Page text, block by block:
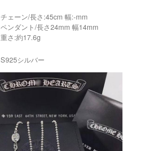
チェーン/長さ:45cm 幅:-mm
ペンダント/長さ24mm 幅14mm
重さ:約17.6g
S925シルバー